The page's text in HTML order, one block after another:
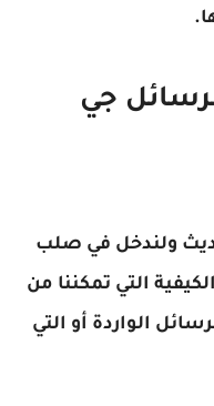
لرسائل جي
ولندخل في صلب
التي تمكننا من
الواردة أو التي